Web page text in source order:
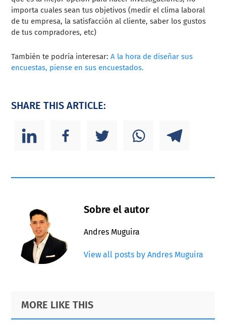
importa cuales sean tus objetivos (medir el clima laboral
de tu empresa, la satisfacción al cliente, saber los gustos
de tus compradores, etc)
También te podría interesar:A la hora de diseñar sus
encuestas, piense en sus encuestados.
SHARE THIS ARTICLE:
Sobre el autor
Andres Muguira
View all posts by Andres Muguira
Primary
Sidebar
Footer
MORE LIKE THIS